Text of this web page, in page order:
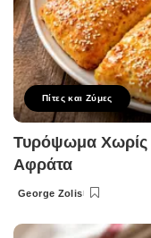
Πίτες και Ζύμες
Τυρόψωμα Χωρίς
Αφράτα
Posted
George Zolis